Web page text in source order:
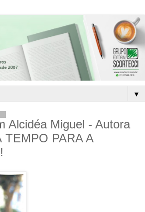
▼
Alcidéa Miguel - Autora
TEMPO PARA A